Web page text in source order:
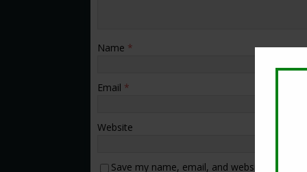
Name *
Email *
Website
Save my name, email, and website in this